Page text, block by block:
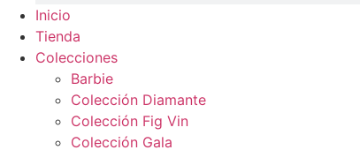
Inicio
Tienda
Colecciones
Barbie
Colección Diamante
Colección Fig Vin
Colección Gala